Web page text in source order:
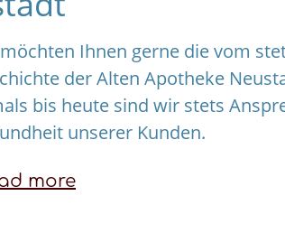
Ihnen gerne die vom
der Alten Apotheke
bis heute sind wir stets
unserer Kunden.
more